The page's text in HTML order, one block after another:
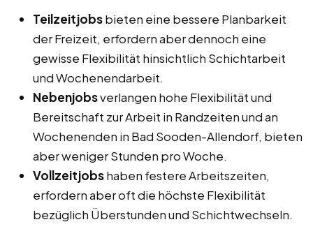
Teilzeitjobsbieten eine bessere Planbarkeit
der Freizeit, erfordern aber dennoch eine
gewisse Flexibilität hinsichtlich Schichtarbeit
und Wochenendarbeit.
Nebenjobsverlangen hohe Flexibilität und
Bereitschaft zur Arbeit in Randzeiten und an
Wochenenden in Bad Sooden-Allendorf, bieten
aber weniger Stunden pro Woche.
Vollzeitjobshaben festere Arbeitszeiten,
erfordern aber oft die höchste Flexibilität
bezüglich Überstunden und Schichtwechseln.